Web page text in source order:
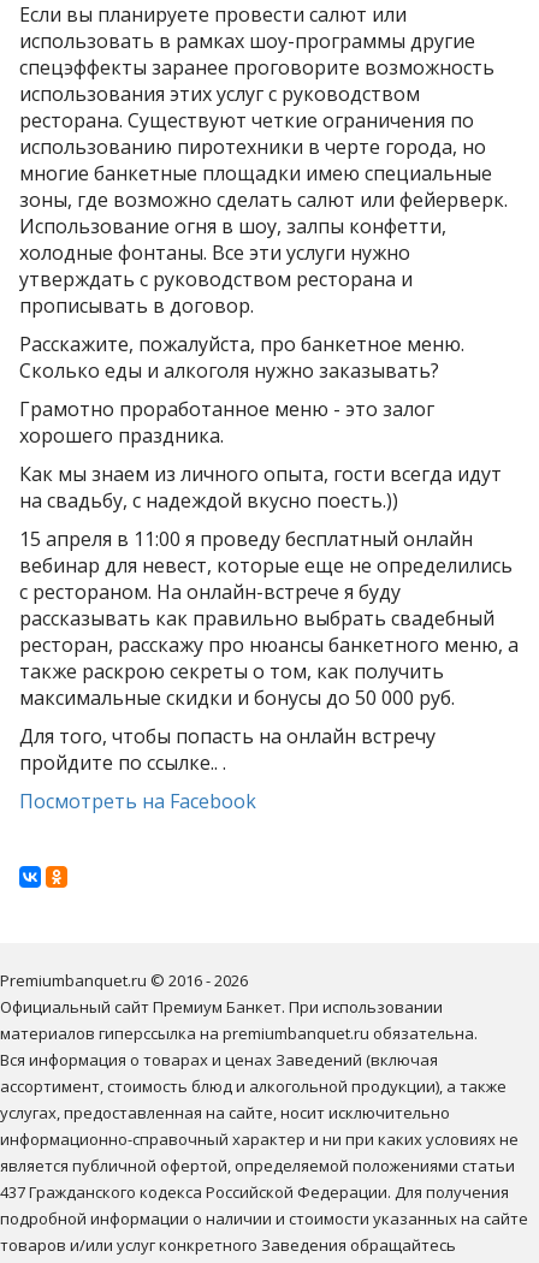
Если вы планируете провести салют или
использовать в рамках шоу-программы другие
спецэффекты заранее проговорите возможность
использования этих услуг с руководством
ресторана. Существуют четкие ограничения по
использованию пиротехники в черте города, но
многие банкетные площадки имею специальные
зоны, где возможно сделать салют или фейерверк.
Использование огня в шоу, залпы конфетти,
холодные фонтаны. Все эти услуги нужно
утверждать с руководством ресторана и
прописывать в договор.
Расскажите, пожалуйста, про банкетное меню.
Сколько еды и алкоголя нужно заказывать?
Грамотно проработанное меню - это залог
хорошего праздника.
Как мы знаем из личного опыта, гости всегда идут
на свадьбу, с надеждой вкусно поесть.))
15 апреля в 11:00 я проведу бесплатный онлайн
вебинар для невест, которые еще не определились
с рестораном. На онлайн-встрече я буду
рассказывать как правильно выбрать свадебный
ресторан, расскажу про нюансы банкетного меню, а
также раскрою секреты о том, как получить
максимальные скидки и бонусы до 50 000 руб.
Для того, чтобы попасть на онлайн встречу
пройдите по ссылке.. .
Посмотреть на Facebook
Premiumbanquet.ru © 2016 - 2026
Официальный сайт Премиум Банкет. При использовании
материалов гиперссылка на premiumbanquet.ru обязательна.
Вся информация о товарах и ценах Заведений (включая
ассортимент, стоимость блюд и алкогольной продукции), а также
услугах, предоставленная на сайте, носит исключительно
информационно-справочный характер и ни при каких условиях не
является публичной офертой, определяемой положениями статьи
437 Гражданского кодекса Российской Федерации. Для получения
подробной информации о наличии и стоимости указанных на сайте
товаров и/или услуг конкретного Заведения обращайтесь